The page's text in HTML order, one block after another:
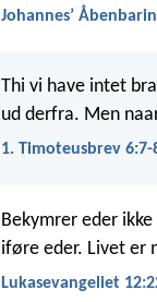
Johannesʼ
Thi vi have intet
ud derfra. Men
1. Timoteusbrev 6:7-
Bekymrer eder
iføre eder. Livet er
Lukasevangeliet